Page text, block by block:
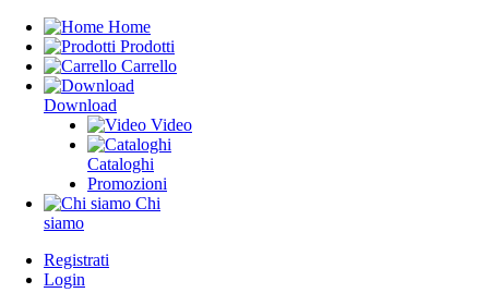
Home
Prodotti
Carrello
Download
Video
Cataloghi
Promozioni
Chi
siamo
Registrati
Login